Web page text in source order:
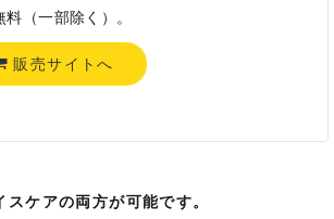
料（一部除く）。
販売サイトへ
ケアの両方が可能です。